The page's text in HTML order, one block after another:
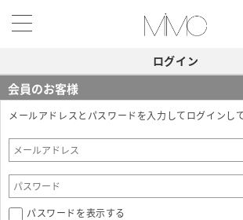
ログイン
会員のお客様
メールアドレスとパスワードを入力してログインし
パスワードを表示する